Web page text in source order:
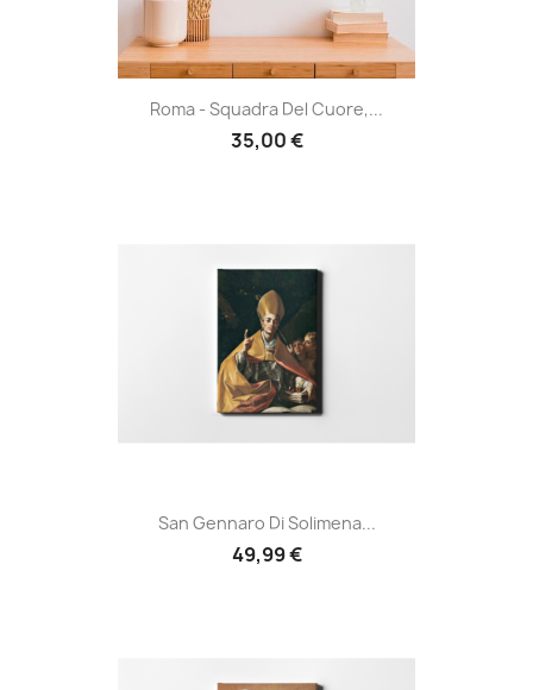
Roma - Squadra Del Cuore,...
35,00 €
San Gennaro Di Solimena...
49,99 €